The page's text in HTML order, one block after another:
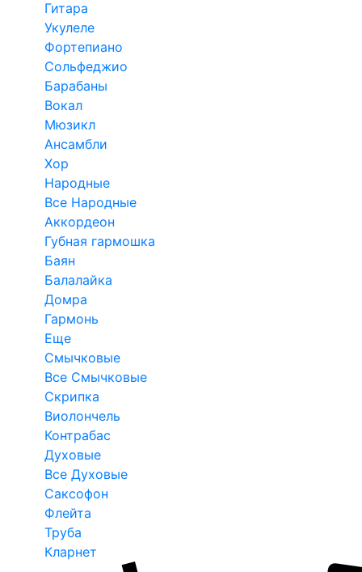
Гитара
Укулеле
Фортепиано
Сольфеджио
Барабаны
Вокал
Мюзикл
Ансамбли
Хор
Народные
Все Народные
Аккордеон
Губная гармошка
Баян
Балалайка
Домра
Гармонь
Еще
Смычковые
Все Смычковые
Скрипка
Виолончель
Контрабас
Духовые
Все Духовые
Саксофон
Флейта
Труба
Кларнет